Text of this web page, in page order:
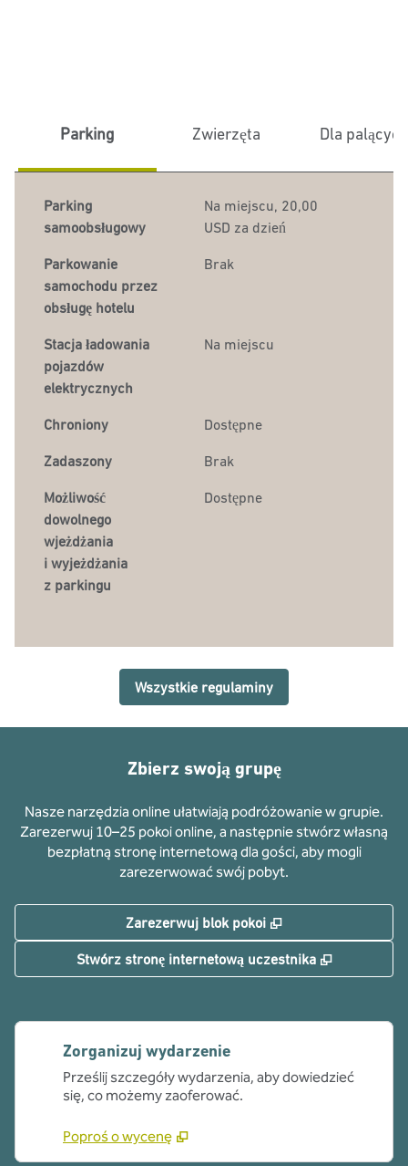
Parking Zwierzęta Dla palących
Parking
samoobsługowy
Na miejscu, 20,00
USD za dzień
Parkowanie
samochodu przez
obsługę hotelu
Brak
Stacja ładowania
pojazdów
elektrycznych
Na miejscu
Chroniony Dostępne
Zadaszony Brak
Możliwość
dowolnego
wjeżdżania
i wyjeżdżania
z parkingu
Dostępne
Wszystkie regulaminy
Zbierz swoją grupę
Nasze narzędzia online ułatwiają podróżowanie w grupie.
Zarezerwuj 10–25 pokoi online, a następnie stwórz własną
bezpłatną stronę internetową dla gości, aby mogli
zarezerwować swój pobyt.
Zarezerwuj blok pokoi ,
Stwórz stronę internetową uczestnika ,
Zorganizuj wydarzenie
Prześlij szczegóły wydarzenia, aby dowiedzieć
się, co możemy zaoferować.
Poproś o wycenę